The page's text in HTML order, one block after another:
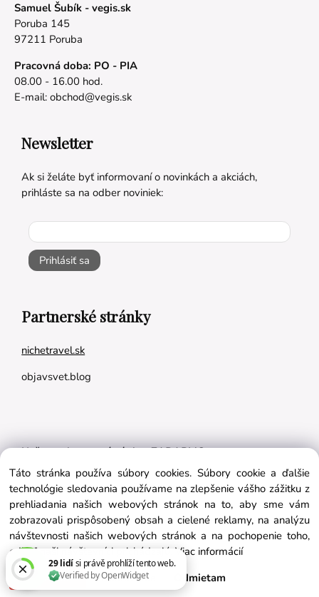
Samuel Šubík - vegis.sk
Poruba 145
97211 Poruba
Pracovná doba: PO - PIA
08.00 - 16.00 hod.
E-mail: obchod@vegis.sk
Newsletter
Ak si želáte byť informovaní o novinkách a akciách,
prihláste sa na odber noviniek:
Prihlásiť sa
Partnerské stránky
nichetravel.sk
objavsvet.blog
Naše appky pre vás úplne ZADARMO:
Tréningový plán na mieru
BMI kalkulačka
Vygeneruj si výživový plán na mieru
Vytvorené systémom ClickEshop.sk
Táto stránka používa súbory cookies. Súbory cookie a ďalšie
technológie sledovania používame na zlepšenie vášho zážitku z
prehliadania našich webových stránok na to, aby sme vám
zobrazovali prispôsobený obsah a cielené reklamy, na analýzu
návštevnosti našich webových stránok a na pochopenie toho,
odkiaľ naši návštevníci prichádzajú. Viac informácií
Súhlasím
Nastavenie Odmietam